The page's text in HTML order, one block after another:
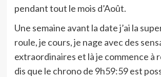
pendant tout le mois d’Août.
Une semaine avant la date j’ai la
roule, je cours, je nage avec des
extraordinaires et là je commence à
dis que le chrono de 9h59:59 est